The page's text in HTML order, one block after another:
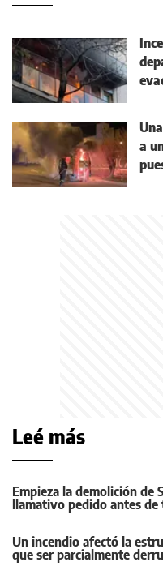
a
Leé más
Empieza la demolición de
llamativo pedido antes
Un incendio afectó la
que ser parcialmente